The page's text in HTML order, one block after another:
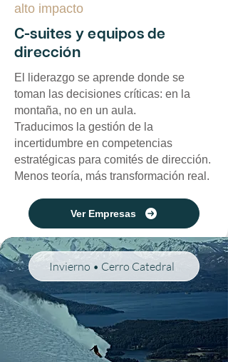
alto impacto
C-suites y equipos de
dirección
El liderazgo se aprende donde se
toman las decisiones críticas: en la
montaña, no en un aula.
Traducimos la gestión de la
incertidumbre en competencias
estratégicas para comités de dirección.
Menos teoría, más transformación real.
Ver Empresas
Invierno • Cerro Catedral